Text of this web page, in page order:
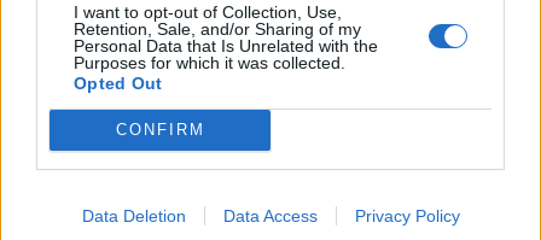
I want to opt-out of Collection, Use,
Retention, Sale, and/or Sharing of my
Personal Data that Is Unrelated with the
Purposes for which it was collected.
Opted Out
CONFIRM
Data Deletion Data Access Privacy Policy